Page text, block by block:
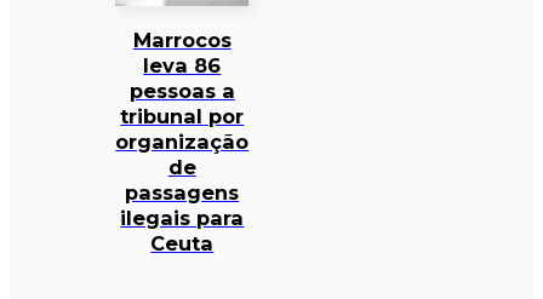
Marrocos
leva 86
pessoas a
tribunal por
organização
de
passagens
ilegais para
Ceuta